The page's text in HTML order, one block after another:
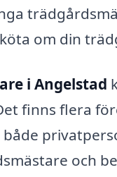
om din
i Angelstad
finns flera
och